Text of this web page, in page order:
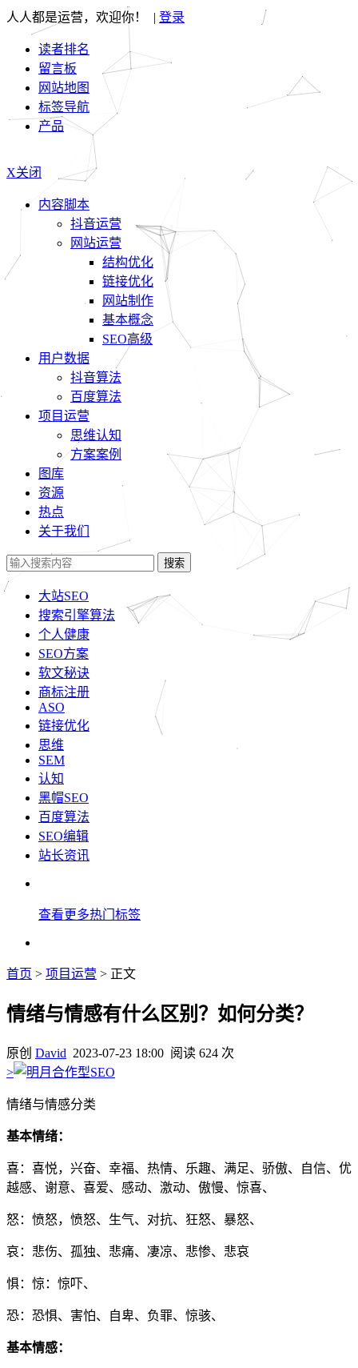
人人都是运营，欢迎你！ | 登录
读者排名
留言板
网站地图
标签导航
产品
X关闭
内容脚本
抖音运营
网站运营
结构优化
链接优化
网站制作
基本概念
SEO高级
用户数据
抖音算法
百度算法
项目运营
思维认知
方案案例
图库
资源
热点
关于我们
搜索
大站SEO
搜索引擎算法
个人健康
SEO方案
软文秘诀
商标注册
ASO
链接优化
思维
SEM
认知
黑帽SEO
百度算法
SEO编辑
站长资讯
查看更多热门标签
首页 > 项目运营 > 正文
情绪与情感有什么区别？如何分类？
原创 David 2023-07-23 18:00 阅读 624 次
>
情绪与情感分类
基本情绪：
喜：喜悦，兴奋、幸福、热情、乐趣、满足、骄傲、自信、优
越感、谢意、喜爱、感动、激动、傲慢、惊喜、
怒：愤怒，愤怒、生气、对抗、狂怒、暴怒、
哀：悲伤、孤独、悲痛、凄凉、悲惨、悲哀
惧：惊：惊吓、
恐：恐惧、害怕、自卑、负罪、惊骇、
基本情感：